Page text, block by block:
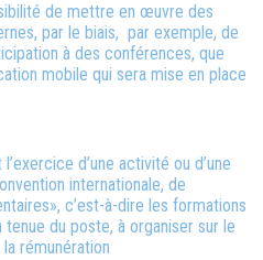
de mettre en œuvre des
par le biais, par exemple, de
à des conférences, que
mobile qui sera mise en place
d’une activité ou d’une
internationale, de
c’est-à-dire les formations
du poste, à organiser sur le
rémunération